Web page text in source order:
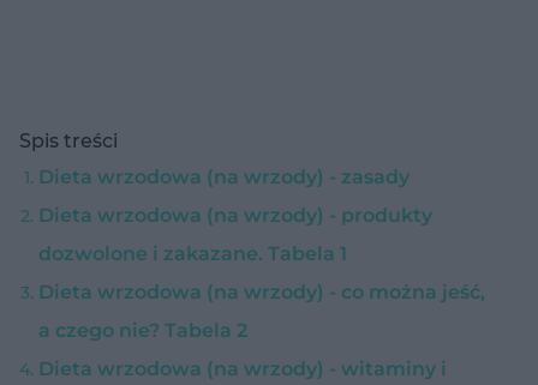
Spis treści
Dieta wrzodowa (na wrzody) - zasady
Dieta wrzodowa (na wrzody) - produkty
dozwolone i zakazane. Tabela 1
Dieta wrzodowa (na wrzody) - co można jeść,
a czego nie? Tabela 2
Dieta wrzodowa (na wrzody) - witaminy i